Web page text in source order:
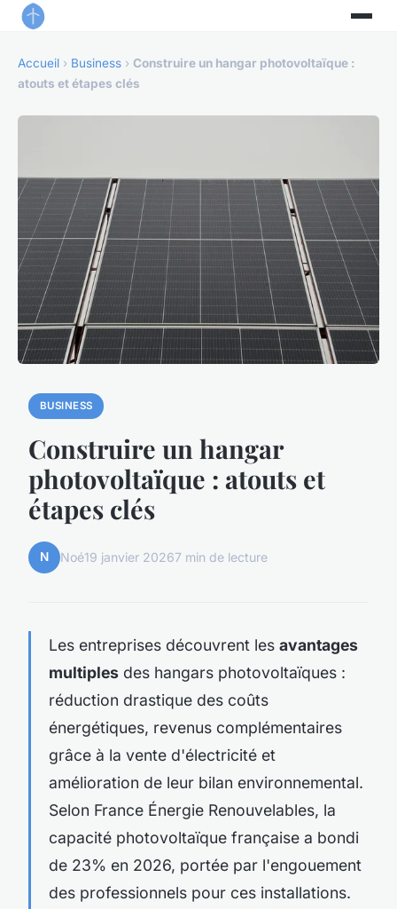
Accueil › Business › Construire un hangar photovoltaïque :
atouts et étapes clés
BUSINESS
Construire un hangar
photovoltaïque : atouts et
étapes clés
N Noé19 janvier 20267 min de lecture
Les entreprises découvrent les avantages
multiples des hangars photovoltaïques :
réduction drastique des coûts
énergétiques, revenus complémentaires
grâce à la vente d'électricité et
amélioration de leur bilan environnemental.
Selon France Énergie Renouvelables, la
capacité photovoltaïque française a bondi
de 23% en 2026, portée par l'engouement
des professionnels pour ces installations.